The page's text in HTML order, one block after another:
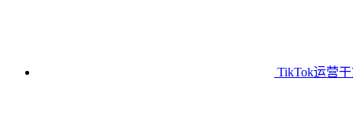
TikTok运营